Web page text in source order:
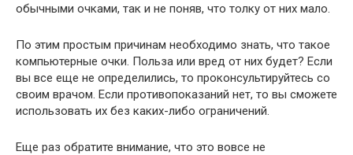
обычными очками, так и не поняв, что толку от них мало.
По этим простым причинам необходимо знать, что такое
компьютерные очки. Польза или вред от них будет? Если
вы все еще не определились, то проконсультируйтесь со
своим врачом. Если противопоказаний нет, то вы сможете
использовать их без каких-либо ограничений.
Еще раз обратите внимание, что это вовсе не